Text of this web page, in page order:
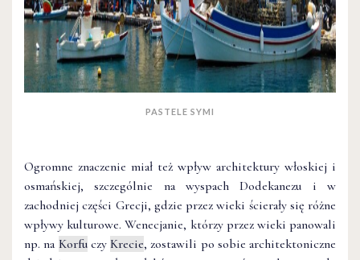
PASTELE SYMI
Ogromne znaczenie miał też wpływ architektury włoskiej i
osmańskiej, szczególnie na wyspach Dodekanezu i w
zachodniej części Grecji, gdzie przez wieki ścierały się różne
wpływy kulturowe. Wenecjanie, którzy przez wieki panowali
np. na Korfuczy Krecie, zostawili po sobie architektoniczne